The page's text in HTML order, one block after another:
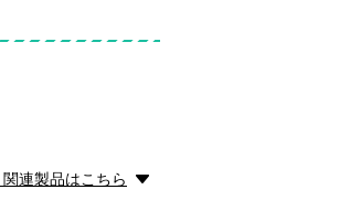
連製品はこちら